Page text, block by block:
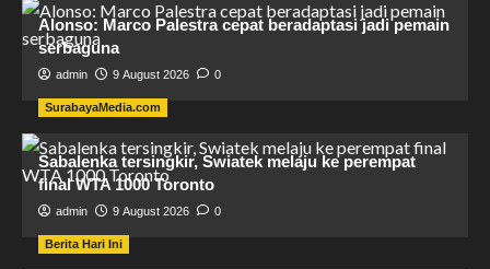
Alonso: Marco Palestra cepat beradaptasi jadi pemain
serbaguna
admin 9 August 2026 0
SurabayaMedia.com
Sabalenka tersingkir, Swiatek melaju ke perempat
final WTA 1000 Toronto
admin 9 August 2026 0
Berita Hari Ini